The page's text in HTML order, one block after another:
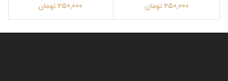
250,000 تومان
250,000 تومان